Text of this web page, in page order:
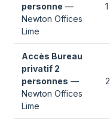
personne —
Newton Offices
Lime
1
Accès Bureau
privatif 2
personnes —
Newton Offices
Lime
2